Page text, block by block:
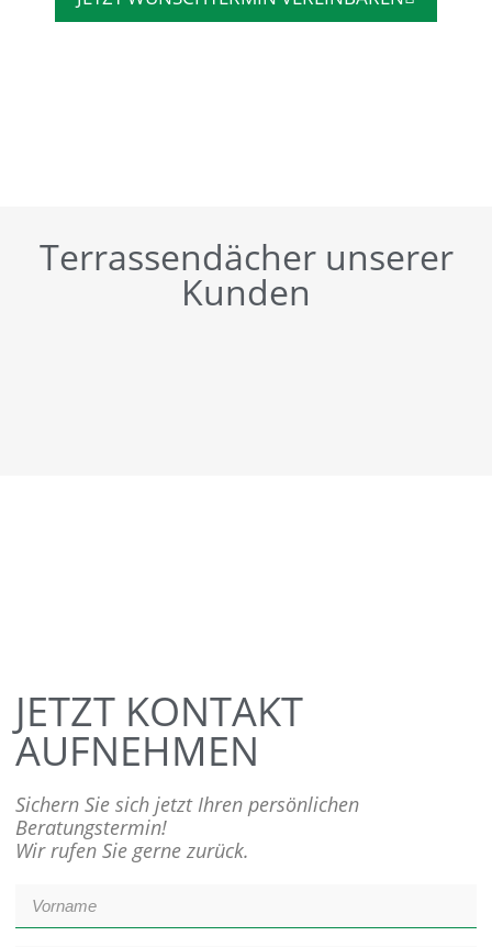
Terrassendächer unserer
Kunden
JETZT KONTAKT
AUFNEHMEN
Sichern Sie sich jetzt Ihren persönlichen
Beratungstermin!
Wir rufen Sie gerne zurück.